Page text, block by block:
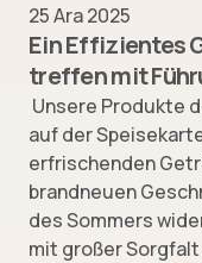
25 Ara 2025
Ein Effizientes
treffen mit
Unsere Produkte
auf der
erfrischenden
brandneuen
des Sommers
mit großer